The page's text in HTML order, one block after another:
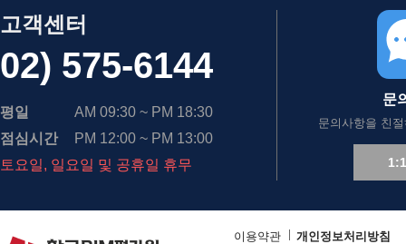
고객센터
02) 575-6144
평일
AM 09:30 ~ PM 18:30
점심시간
PM 12:00 ~ PM 13:00
토요일, 일요일 및 공휴일 휴무
문
문의사항을 친
이용약관
개인정보처리방침